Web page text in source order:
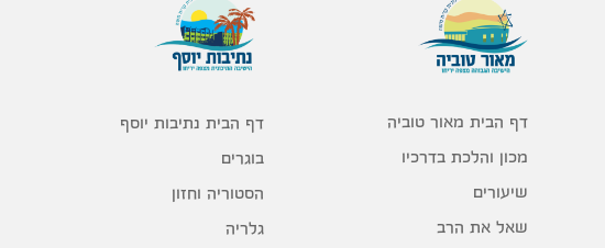
דף הבית מאור טוביה
מכון והלכת בדרכיו
שיעורים
שאל את הרב
דף הבית נתיבות יוסף
בוגרים
הסטוריה וחזון
גלריה